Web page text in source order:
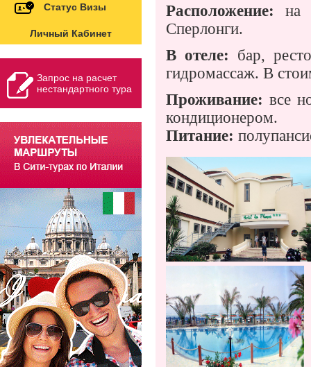
Статус Визы
Личный Кабинет
Запрос на расчет
нестандартного тура
Расположение: на
Сперлонги.
В отеле: бар,
гидромассаж. В
Проживание: все
кондиционером.
Питание: